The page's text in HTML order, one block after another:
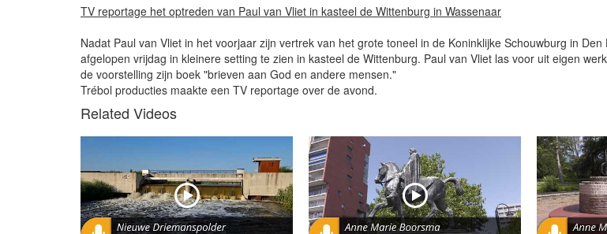
TV reportage het optreden van Paul van Vliet in kasteel de Wittenburg in Wassenaar
Nadat Paul van Vliet in het voorjaar zijn vertrek van het grote toneel in de Koninklijke Schouwburg in
afgelopen vrijdag in kleinere setting te zien in kasteel de Wittenburg. Paul van Vliet las voor uit eigen
de voorstelling zijn boek "brieven aan God en andere mensen."
Trébol producties maakte een TV reportage over de avond.
Related Videos